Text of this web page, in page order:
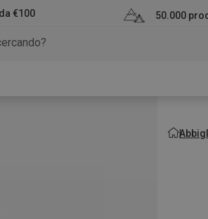
€100 50.000